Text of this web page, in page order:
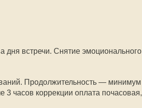
дня встречи. Снятие эмоционального
Продолжительность — минимум
3 часов коррекции оплата почасовая,